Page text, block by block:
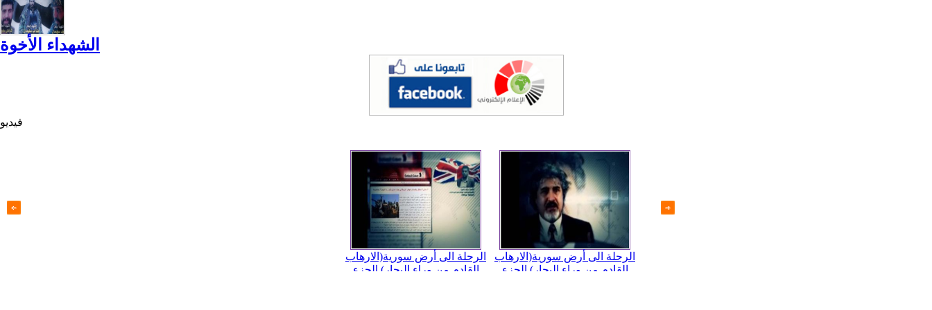
الشهداء الأخوة
فيديو
الرحلة الى أرض سورية(الارهاب
القادم من وراء البحار) الجزء
الرحلة الى أرض سورية(الارهاب
القادم من وراء البحار) الجزء